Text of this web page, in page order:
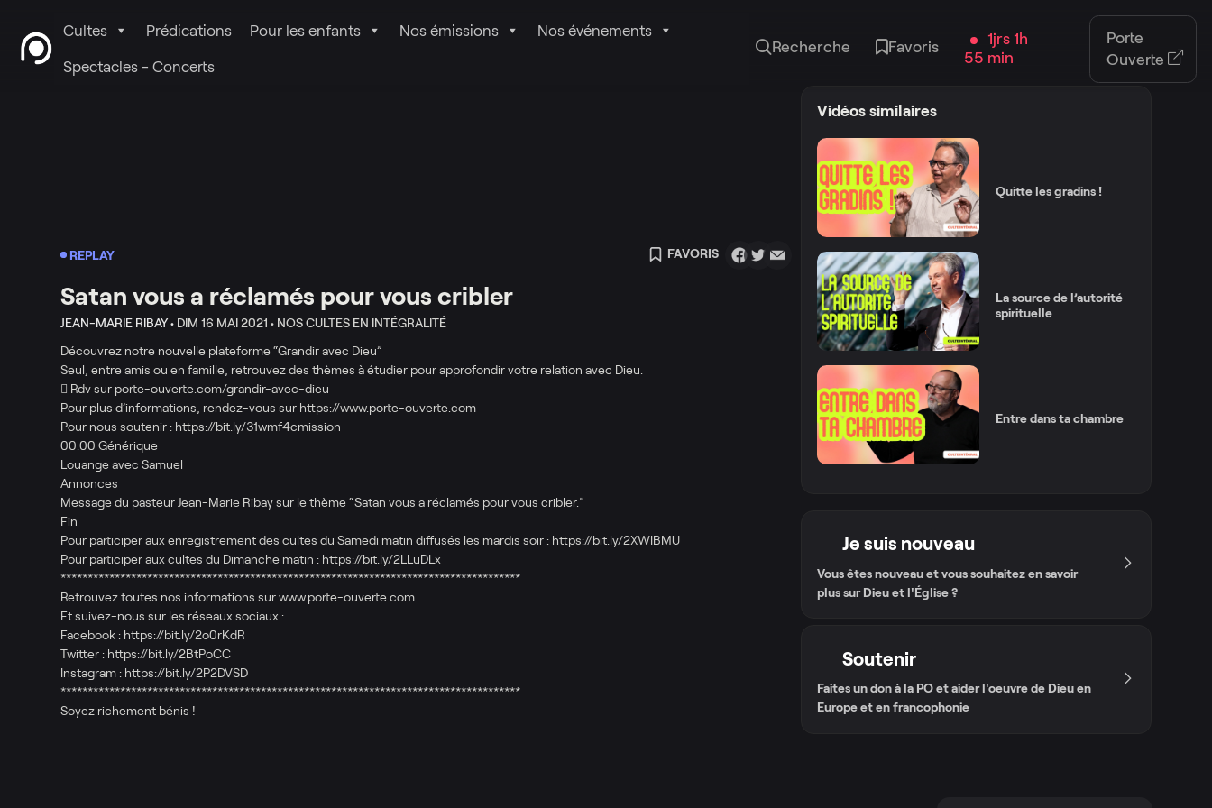
Cultes Prédications Pour les enfants Nos émissions Nos événements
Spectacles - Concerts
Recherche Favoris
1jrs 1h
55 min
Porte
Ouverte
REPLAY FAVORIS
Satan vous a réclamés pour vous cribler
JEAN-MARIE RIBAY • DIM 16 MAI 2021 • NOS CULTES EN INTÉGRALITÉ
Découvrez notre nouvelle plateforme “Grandir avec Dieu”
Seul, entre amis ou en famille, retrouvez des thèmes à étudier pour approfondir votre relation avec Dieu.
 Rdv sur porte-ouverte.com/grandir-avec-dieu
Pour plus d’informations, rendez-vous sur https://www.porte-ouverte.com​
Pour nous soutenir : https://bit.ly/31wmf4cmission​
00:00 Générique
Louange avec Samuel
Annonces
Message du pasteur Jean-Marie Ribay sur le thème “Satan vous a réclamés pour vous cribler.”
Fin
Pour participer aux enregistrement des cultes du Samedi matin diffusés les mardis soir : https://bit.ly/2XWIBMU
Pour participer aux cultes du Dimanche matin : https://bit.ly/2LLuDLx​
*************************************************************************************
Retrouvez toutes nos informations sur www.porte-ouverte.com
Et suivez-nous sur les réseaux sociaux :
Facebook : https://bit.ly/2o0rKdR​
Twitter : https://bit.ly/2BtPoCC​
Instagram : https://bit.ly/2P2DVSD​
*************************************************************************************
Soyez richement bénis !
Vidéos similaires
Quitte les gradins !
La source de l’autorité
spirituelle
Entre dans ta chambre
Je suis nouveau
Vous êtes nouveau et vous souhaitez en savoir
plus sur Dieu et l'Église ?
Soutenir
Faites un don à la PO et aider l'oeuvre de Dieu en
Europe et en francophonie